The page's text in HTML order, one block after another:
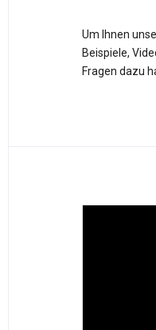
Um Ihnen
Beispiele,
Fragen dazu